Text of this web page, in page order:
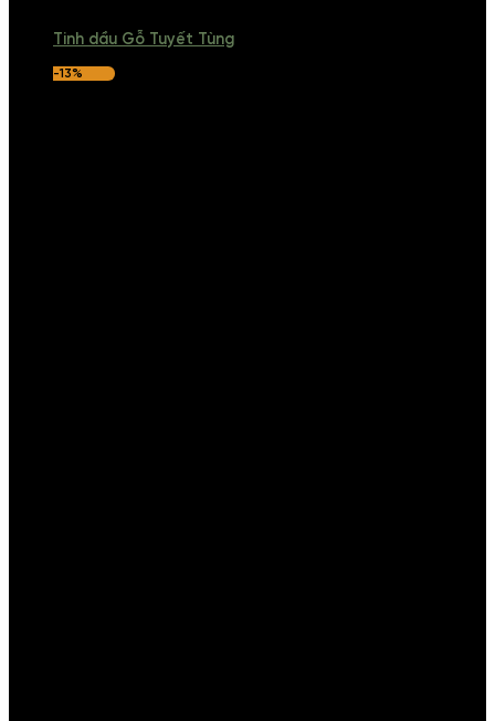
Tinh dầu Gỗ Tuyết Tùng
-13%